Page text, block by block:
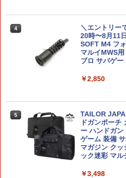
￥4,180
＼＼P2倍★8/
パークラフト
スケール DIY
￥9,607
S.H.Figuarts
動フィギュア)
￥9,609
4
＼エントリー
20時〜8月11
SOFT M4 フ
マルイMWS
ブロ サバゲー
￥2,850
5
TAILOR
ドガンポーチ
ー ハンドガン
ゲーム 装備
マガジン クッ
ック迷彩 マ
￥3,498